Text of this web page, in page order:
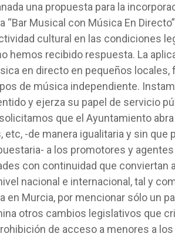
una propuesta para la
“Bar Musical con Música En
cultural en las condiciones
hemos recibido respuesta. La
en directo en pequeños
de música independiente.
y ejerza su papel de servicio
que el Ayuntamiento
-de manera igualitaria y sin que
a los promotores y
con continuidad que conviertan
nacional e internacional, tal y
en Murcia, por mencionar sólo un
otros cambios legislativos que
de acceso a menores a